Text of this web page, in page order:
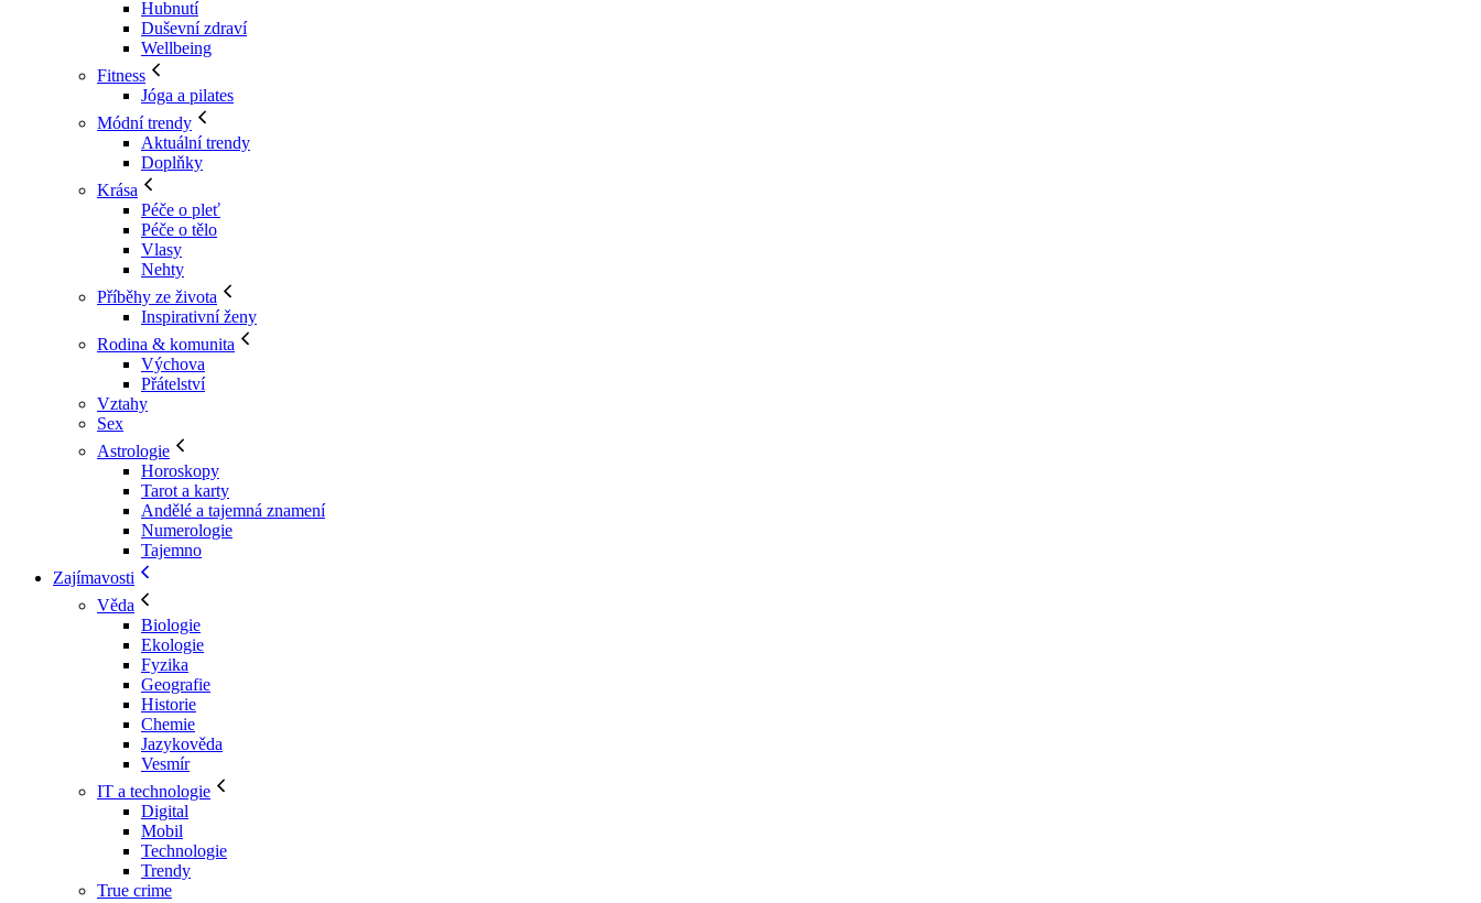
Hubnutí
Duševní zdraví
Wellbeing
Fitness
Jóga a pilates
Módní trendy
Aktuální trendy
Doplňky
Krása
Péče o pleť
Péče o tělo
Vlasy
Nehty
Příběhy ze života
Inspirativní ženy
Rodina & komunita
Výchova
Přátelství
Vztahy
Sex
Astrologie
Horoskopy
Tarot a karty
Andělé a tajemná znamení
Numerologie
Tajemno
Zajímavosti
Věda
Biologie
Ekologie
Fyzika
Geografie
Historie
Chemie
Jazykověda
Vesmír
IT a technologie
Digital
Mobil
Technologie
Trendy
True crime